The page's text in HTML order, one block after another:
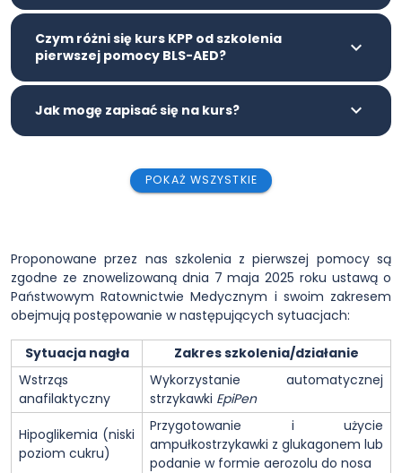
Czym różni się kurs KPP od szkolenia
pierwszej pomocy BLS-AED?
Jak mogę zapisać się na kurs?
POKAŻ WSZYSTKIE
Proponowane przez nas szkolenia z pierwszej pomocy są
zgodne ze znowelizowaną dnia 7 maja 2025 roku ustawą o
Państwowym Ratownictwie Medycznym i swoim zakresem
obejmują postępowanie w następujących sytuacjach:
Sytuacja nagła
Zakres szkolenia/działanie
Wstrząs
anafilaktyczny
Wykorzystanie automatycznej
strzykawki EpiPen
Hipoglikemia (niski
poziom cukru)
Przygotowanie i użycie
ampułkostrzykawki z glukagonem lub
podanie w formie aerozolu do nosa